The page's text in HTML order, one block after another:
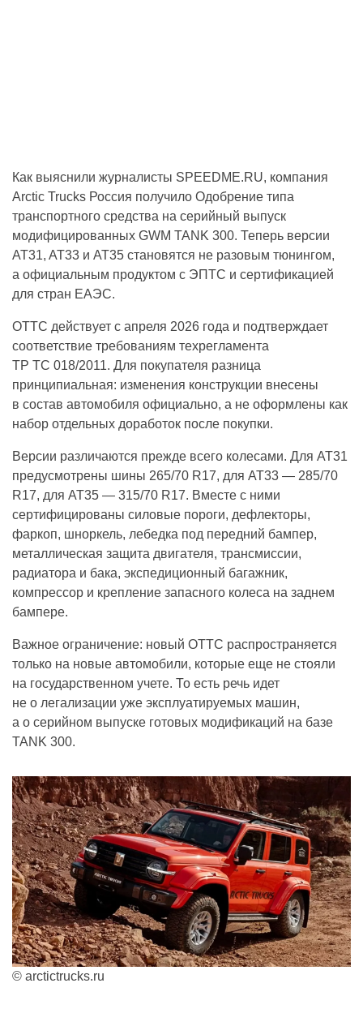
Как выяснили журналисты SPEEDME.RU, компания
Arctic Trucks Россия получило Одобрение типа
транспортного средства на серийный выпуск
модифицированных GWM TANK 300. Теперь версии
AT31, AT33 и AT35 становятся не разовым тюнингом,
а официальным продуктом с ЭПТС и сертификацией
для стран ЕАЭС.
ОТТС действует с апреля 2026 года и подтверждает
соответствие требованиям техрегламента
ТР ТС 018/2011. Для покупателя разница
принципиальная: изменения конструкции внесены
в состав автомобиля официально, а не оформлены как
набор отдельных доработок после покупки.
Версии различаются прежде всего колесами. Для AT31
предусмотрены шины 265/70 R17, для AT33 — 285/70
R17, для AT35 — 315/70 R17. Вместе с ними
сертифицированы силовые пороги, дефлекторы,
фаркоп, шноркель, лебедка под передний бампер,
металлическая защита двигателя, трансмиссии,
радиатора и бака, экспедиционный багажник,
компрессор и крепление запасного колеса на заднем
бампере.
Важное ограничение: новый ОТТС распространяется
только на новые автомобили, которые еще не стояли
на государственном учете. То есть речь идет
не о легализации уже эксплуатируемых машин,
а о серийном выпуске готовых модификаций на базе
TANK 300.
© arctictrucks.ru